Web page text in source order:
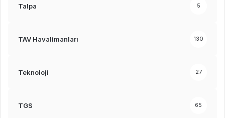
Talpa 5
TAV Havalimanları 130
Teknoloji 27
TGS 65